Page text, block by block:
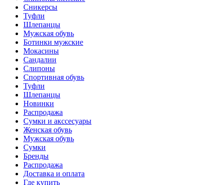
Сникерсы
Туфли
Шлепанцы
Мужская обувь
Ботинки мужские
Мокасины
Сандалии
Слипоны
Спортивная обувь
Туфли
Шлепанцы
Новинки
Распродажа
Сумки и акссесуары
Женская обувь
Мужская обувь
Сумки
Бренды
Распродажа
Доставка и оплата
Где купить